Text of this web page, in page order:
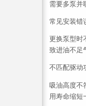
需要多泵并
常见安装错
更换泵型时
致进油不足
不匹配驱动
吸油高度不
用寿命缩短